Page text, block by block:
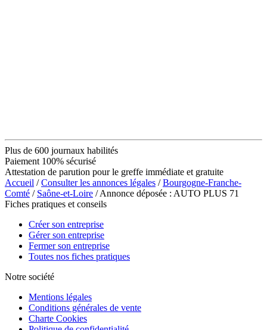
Plus de 600 journaux habilités
Paiement 100% sécurisé
Attestation de parution pour le greffe immédiate et gratuite
Accueil /Consulter les annonces légales /Bourgogne-Franche-
Comté / Saône-et-Loire / Annonce déposée : AUTO PLUS 71
Fiches pratiques et conseils
Créer son entreprise
Gérer son entreprise
Fermer son entreprise
Toutes nos fiches pratiques
Notre société
Mentions légales
Conditions générales de vente
Charte Cookies